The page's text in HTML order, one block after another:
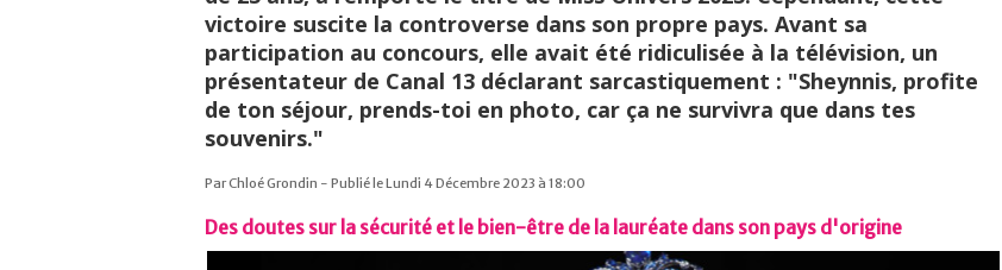
victoire suscite la controverse dans son propre pays. Avant sa
participation au concours, elle avait été ridiculisée à la télévision, un
présentateur de Canal 13 déclarant sarcastiquement : "Sheynnis, profite
de ton séjour, prends-toi en photo, car ça ne survivra que dans tes
souvenirs."
Par Chloé Grondin - Publié le Lundi 4 Décembre 2023 à 18:00
Des doutes sur la sécurité et le bien-être de la lauréate dans son pays d'origine